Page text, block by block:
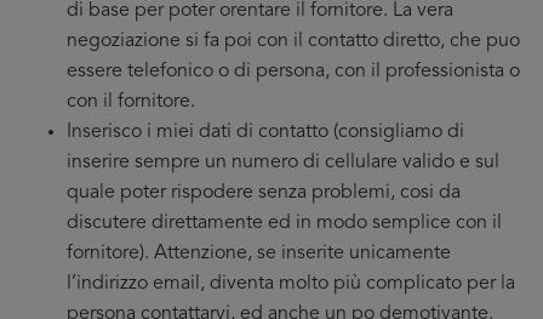
di base per poter orentare il fornitore. La vera
negoziazione si fa poi con il contatto diretto, che puo
essere telefonico o di persona, con il professionista o
con il fornitore.
Inserisco i miei dati di contatto (consigliamo di
inserire sempre un numero di cellulare valido e sul
quale poter rispodere senza problemi, cosi da
discutere direttamente ed in modo semplice con il
fornitore). Attenzione, se inserite unicamente
l’indirizzo email, diventa molto più complicato per la
persona contattarvi, ed anche un po demotivante.